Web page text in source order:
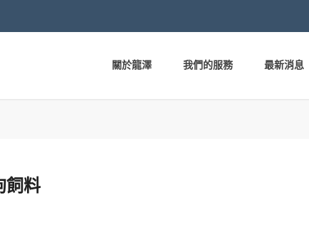
關於龍澤 我們的服務 最新消息
飼料